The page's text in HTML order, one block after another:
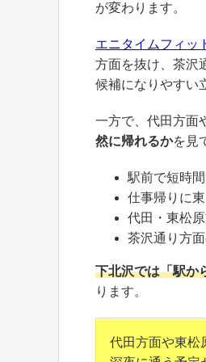
が変わります。
エニタイムフィッ
方面を抜け、茶沢
候補になりやすい
一方で、代田方面
然に帰れるかを見
駅前で短時
仕事帰りに
代田・東松
茶沢通り方
下北沢では「駅か
ります。
代田方面や東松